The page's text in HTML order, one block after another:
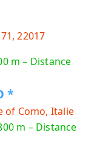
22017
m – Distance
*
of Como, Italie
m – Distance